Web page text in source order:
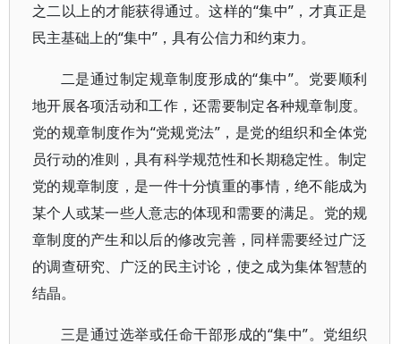
之二以上的才能获得通过。这样的“集中”，才真正是
民主基础上的“集中”，具有公信力和约束力。
二是通过制定规章制度形成的“集中”。党要顺利
地开展各项活动和工作，还需要制定各种规章制度。
党的规章制度作为“党规党法”，是党的组织和全体党
员行动的准则，具有科学规范性和长期稳定性。制定
党的规章制度，是一件十分慎重的事情，绝不能成为
某个人或某一些人意志的体现和需要的满足。党的规
章制度的产生和以后的修改完善，同样需要经过广泛
的调查研究、广泛的民主讨论，使之成为集体智慧的
结晶。
三是通过选举或任命干部形成的“集中”。党组织